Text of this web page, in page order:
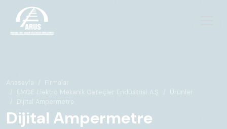
Anasayfa
Firmalar
EMGE Elektro Mekanik Gereçler Endüstrisi A.Ş.
Ürünler
Dijital Ampermetre
Dijital Ampermetre